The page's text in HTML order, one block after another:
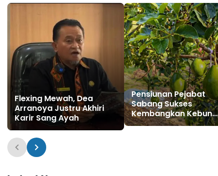
Flexing Mewah, Dea
Arranoya Justru Akhiri
Karir Sang Ayah
Pensiunan Pejabat
Sabang Sukses
Kembangkan Kebun
Alpukat, Bobot Buah